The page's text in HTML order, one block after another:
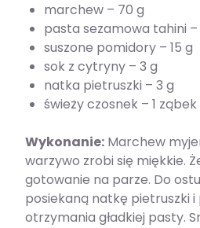
marchew – 70 g
pasta sezamowa tahini –
suszone pomidory – 15 g
sok z cytryny – 3 g
natka pietruszki – 3 g
świeży czosnek – 1 ząbek
Wykonanie: Marchew
warzywo zrobi się miękkie.
gotowanie na parze. Do
posiekaną natkę pietruszki
otrzymania gładkiej pasty.